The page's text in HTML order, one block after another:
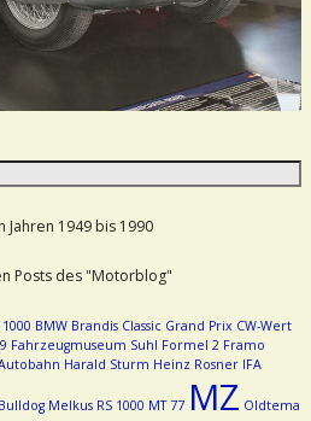
Jahren 1949 bis 1990
Posts des "Motorblog"
BMW Brandis Classic Grand Prix CW-Wert
Fahrzeugmuseum Suhl Formel 2 Framo
Harald Sturm Heinz Rosner IFA
Melkus RS 1000 MT 77 MZ Oldtema